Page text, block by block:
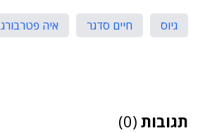
גיוס חיים סדגר איה פטרבורג
תגובות (0)